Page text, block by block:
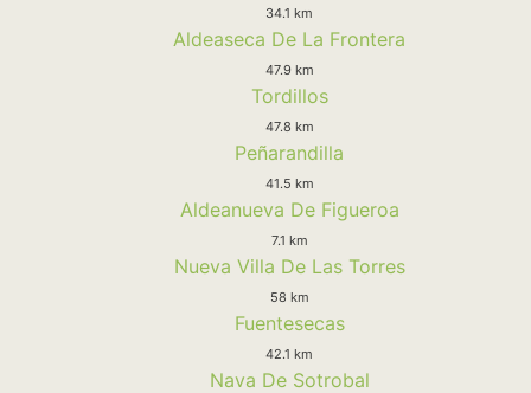
34.1 km
Aldeaseca De La Frontera
47.9 km
Tordillos
47.8 km
Peñarandilla
41.5 km
Aldeanueva De Figueroa
7.1 km
Nueva Villa De Las Torres
58 km
Fuentesecas
42.1 km
Nava De Sotrobal